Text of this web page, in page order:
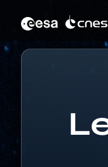
contenu
principal
Corps